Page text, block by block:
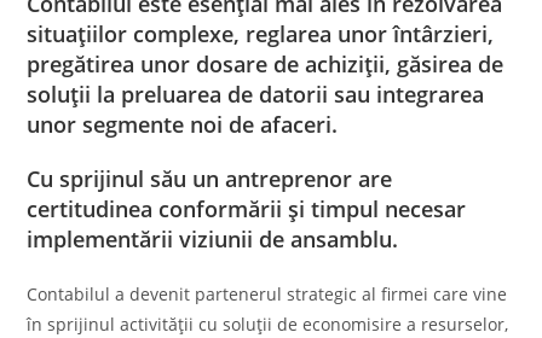
situaţiilor complexe, reglarea unor întârzieri,
pregătirea unor dosare de achiziţii, găsirea de
soluţii la preluarea de datorii sau integrarea
unor segmente noi de afaceri.
Cu sprijinul său un antreprenor are
certitudinea conformării şi timpul necesar
implementării viziunii de ansamblu.
Contabilul a devenit partenerul strategic al firmei care vine
în sprijinul activităţii cu soluţii de economisire a resurselor,